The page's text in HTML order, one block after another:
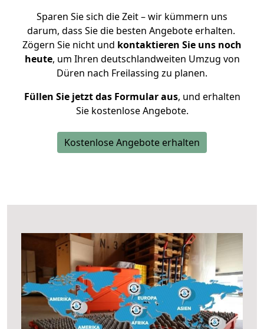
Sparen Sie sich die Zeit – wir kümmern uns
darum, dass Sie die besten Angebote erhalten.
Zögern Sie nicht und kontaktieren Sie uns noch
heute, um Ihren deutschlandweiten Umzug von
Düren nach Freilassing zu planen.
Füllen Sie jetzt das Formular aus, und erhalten
Sie kostenlose Angebote.
Kostenlose Angebote erhalten